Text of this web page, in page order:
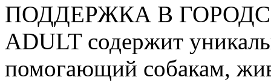
ПОДДЕРЖКА В
ADULT содержит
помогающий собакам,